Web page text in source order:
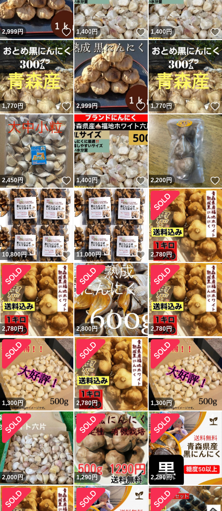
2,999円 いいね！
1,400円 いいね！
1,400円
1,770円 いいね！
2,999円 いいね！
1,770円
2,450円 いいね！
1,400円 いいね！
2,200円
10,800円 いいね！
11,000円 いいね！
2,780円
2,780円 2,800円 2,780円
1,300円 2,780円 1,300円
2,000円 1,290円 2,290円